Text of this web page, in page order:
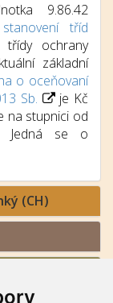
9.86.42
tříd
ochrany
základní
o oceňovaní
Sb.
je Kč
na stupnici od
Jedná se o
(CH)
a západ
až